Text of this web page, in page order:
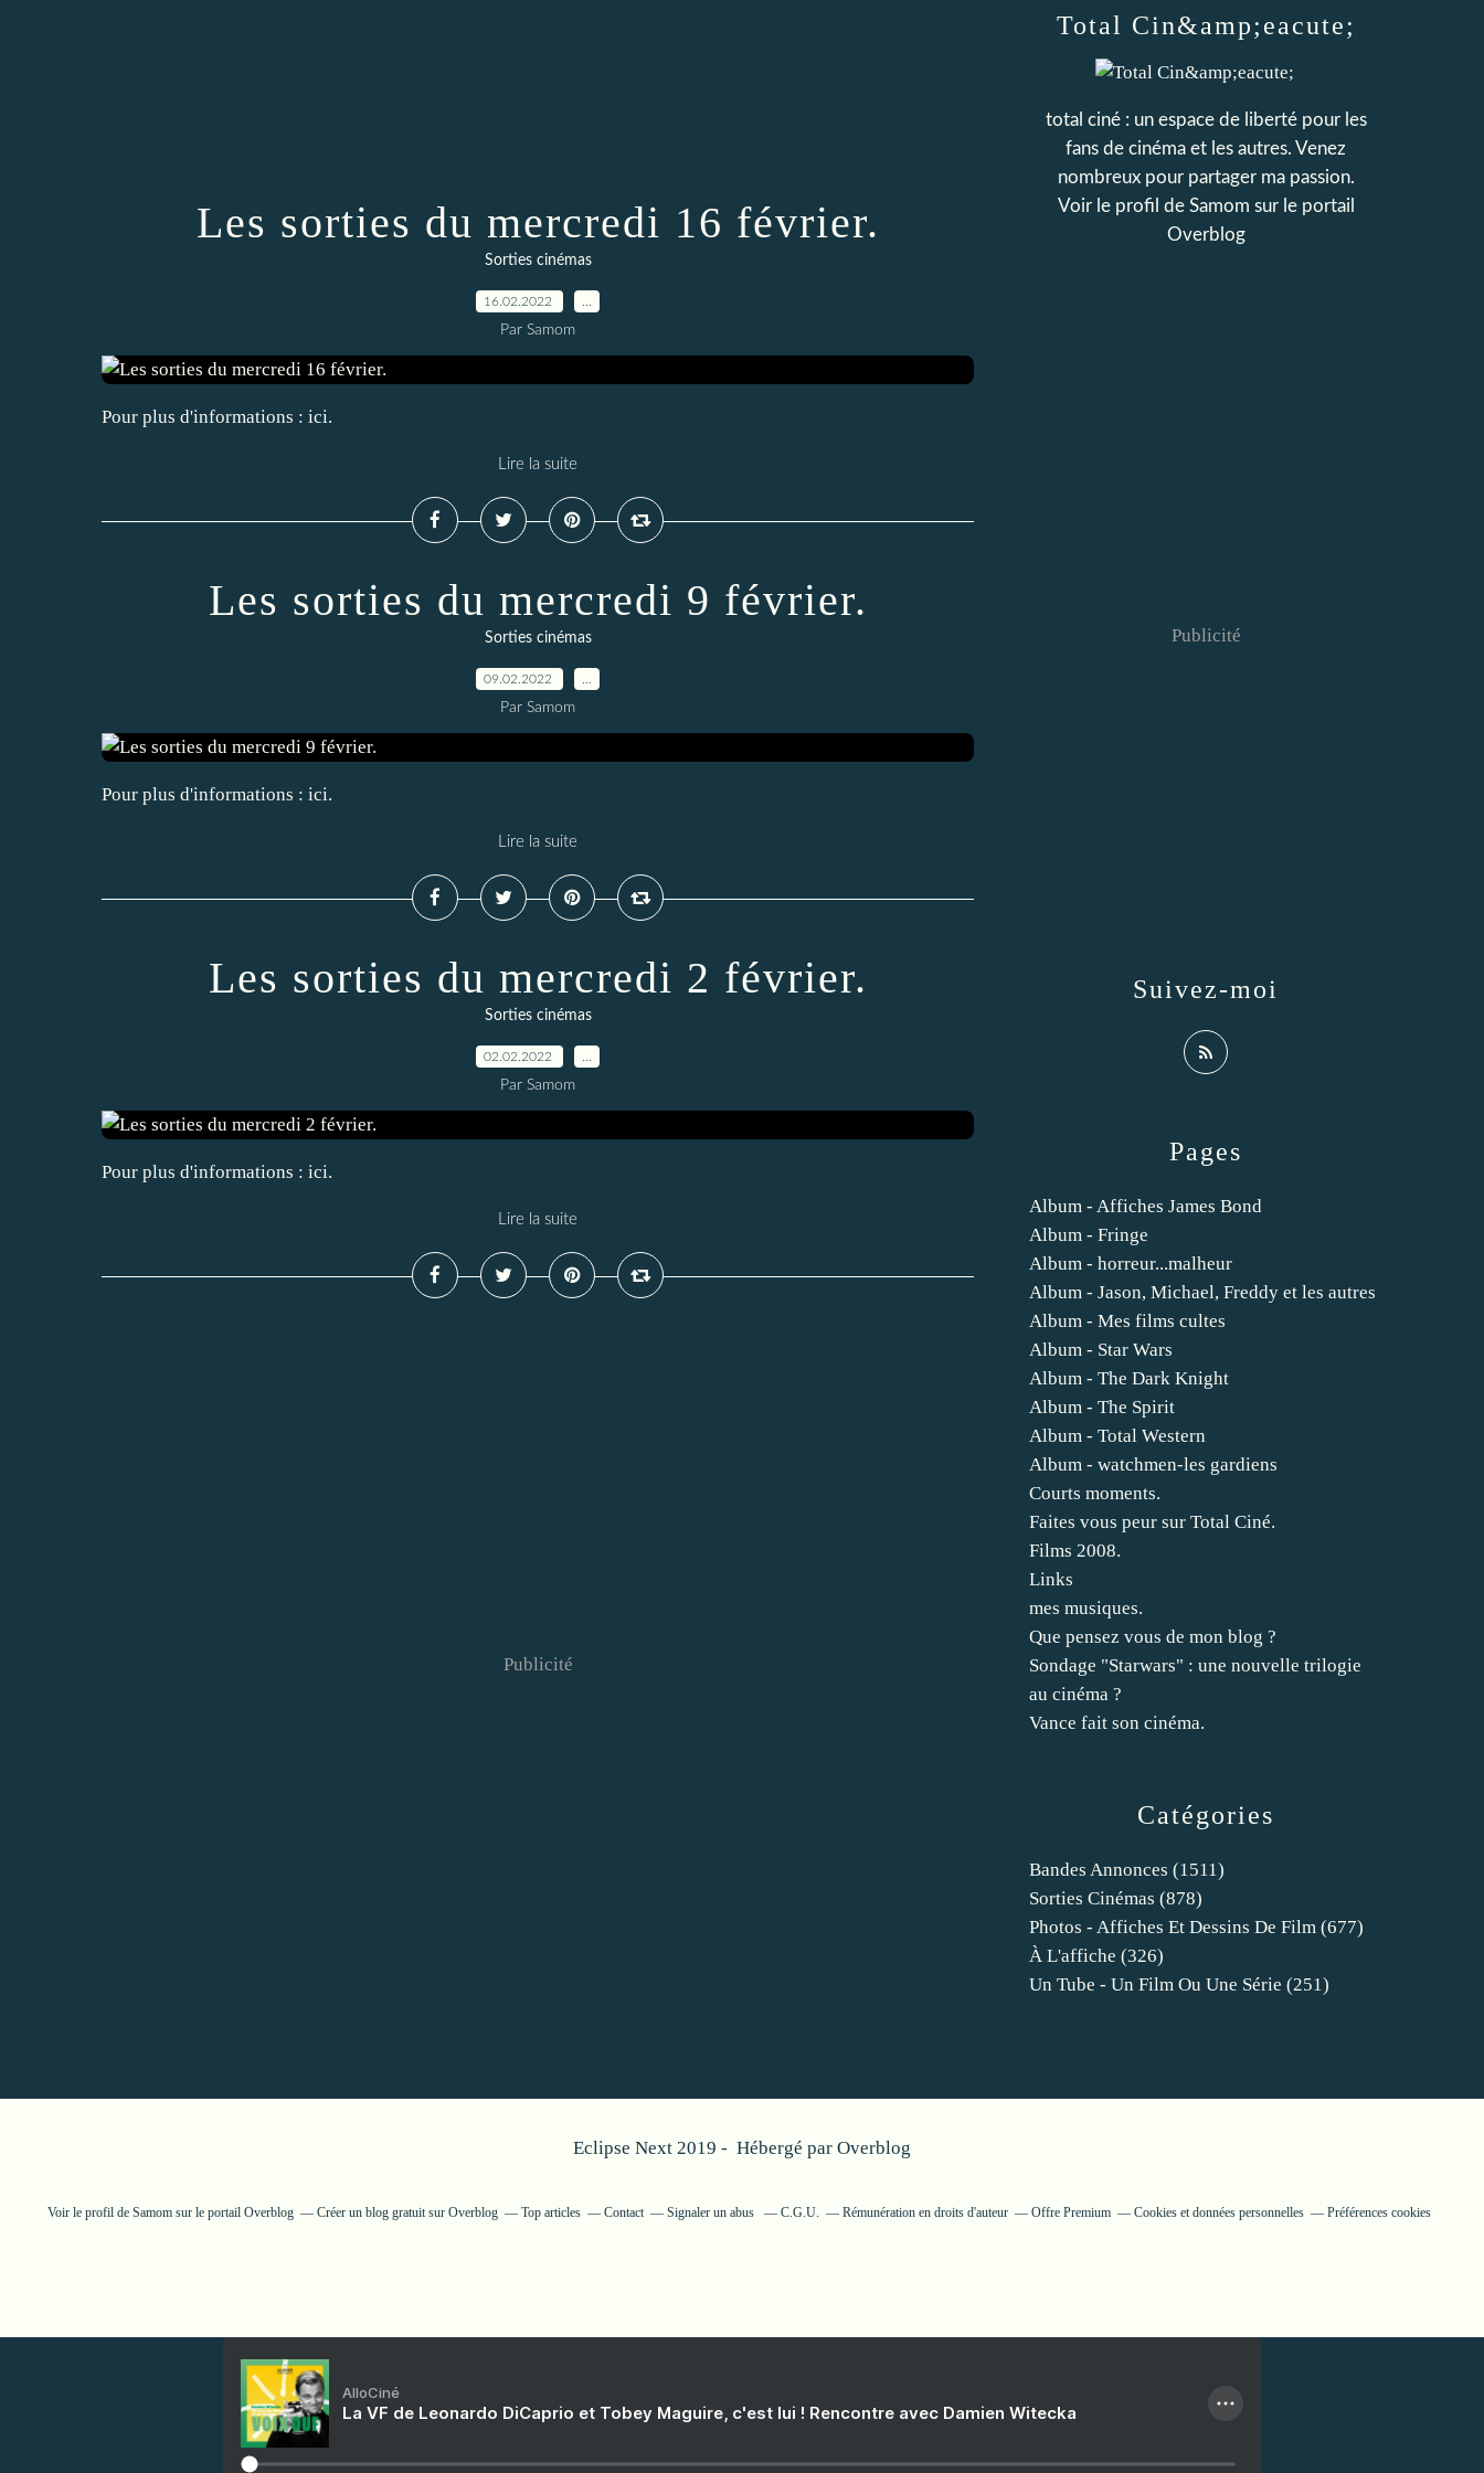
Les sorties du mercredi 16 février.
Sorties cinémas
16.02.2022
Par Samom
Pour plus d'informations : ici.
Lire la suite
Les sorties du mercredi 9 février.
Sorties cinémas
09.02.2022
Par Samom
Pour plus d'informations : ici.
Lire la suite
Les sorties du mercredi 2 février.
Sorties cinémas
02.02.2022
Par Samom
Pour plus d'informations : ici.
Lire la suite
Publicité
Catégories
Bandes Annonces (1511)
Sorties Cinémas (878)
Photos - Affiches Et Dessins De Film (677)
À L'affiche (326)
Un Tube - Un Film Ou Une Série (251)
Pages
Album - Affiches James Bond
Album - Fringe
Album - horreur...malheur
Album - Jason, Michael, Freddy et les autres
Album - Mes films cultes
Album - Star Wars
Album - The Dark Knight
Album - The Spirit
Album - Total Western
Album - watchmen-les gardiens
Courts moments.
Faites vous peur sur Total Ciné.
Films 2008.
Links
mes musiques.
Que pensez vous de mon blog ?
Sondage "Starwars" : une nouvelle trilogie
au cinéma ?
Vance fait son cinéma.
Total Cin&amp;eacute;
total ciné : un espace de liberté pour les
fans de cinéma et les autres. Venez
nombreux pour partager ma passion.
Voir le profil de Samom sur le portail
Overblog
Suivez-moi
Publicité
Eclipse Next 2019 - Hébergé par Overblog
Voir le profil de Samomsur le portail Overblog Créer un blog gratuit sur Overblog Top articles Contact Signaler un abus C.G.U. Rémunération en droits d'auteur Offre Premium Cookies et données personnelles Préférences cookies
AlloCiné
La VF de Leonardo DiCaprio et Tobey Maguire, c'est lui ! Rencontre avec Damien Witecka